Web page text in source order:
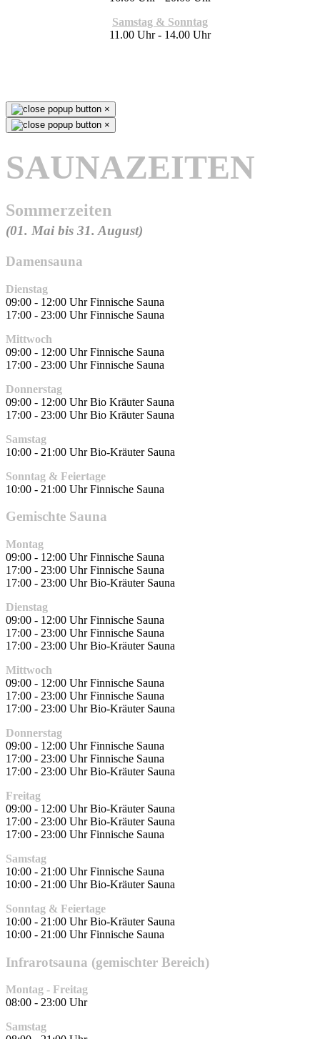
Samstag & Sonntag
11.00 Uhr - 14.00 Uhr
×
×
SAUNAZEITEN
Sommerzeiten
(01. Mai bis 31. August)
Damensauna
Dienstag
09:00 - 12:00 Uhr Finnische Sauna
17:00 - 23:00 Uhr Finnische Sauna
Mittwoch
09:00 - 12:00 Uhr Finnische Sauna
17:00 - 23:00 Uhr Finnische Sauna
Donnerstag
09:00 - 12:00 Uhr Bio Kräuter Sauna
17:00 - 23:00 Uhr Bio Kräuter Sauna
Samstag
10:00 - 21:00 Uhr Bio-Kräuter Sauna
Sonntag & Feiertage
10:00 - 21:00 Uhr Finnische Sauna
Gemischte Sauna
Montag
09:00 - 12:00 Uhr Finnische Sauna
17:00 - 23:00 Uhr Finnische Sauna
17:00 - 23:00 Uhr Bio-Kräuter Sauna
Dienstag
09:00 - 12:00 Uhr Finnische Sauna
17:00 - 23:00 Uhr Finnische Sauna
17:00 - 23:00 Uhr Bio-Kräuter Sauna
Mittwoch
09:00 - 12:00 Uhr Finnische Sauna
17:00 - 23:00 Uhr Finnische Sauna
17:00 - 23:00 Uhr Bio-Kräuter Sauna
Donnerstag
09:00 - 12:00 Uhr Finnische Sauna
17:00 - 23:00 Uhr Finnische Sauna
17:00 - 23:00 Uhr Bio-Kräuter Sauna
Freitag
09:00 - 12:00 Uhr Bio-Kräuter Sauna
17:00 - 23:00 Uhr Bio-Kräuter Sauna
17:00 - 23:00 Uhr Finnische Sauna
Samstag
10:00 - 21:00 Uhr Finnische Sauna
10:00 - 21:00 Uhr Bio-Kräuter Sauna
Sonntag & Feiertage
10:00 - 21:00 Uhr Bio-Kräuter Sauna
10:00 - 21:00 Uhr Finnische Sauna
Infrarotsauna (gemischter Bereich)
Montag - Freitag
08:00 - 23:00 Uhr
Samstag